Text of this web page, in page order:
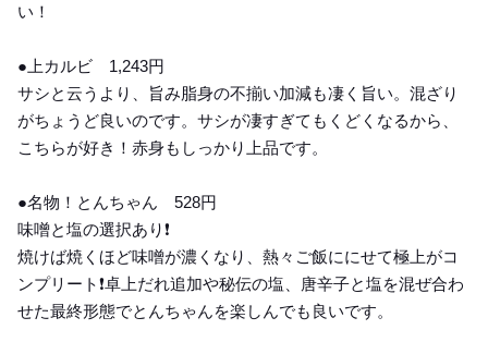
い！
●上カルビ 1,243円
サシと云うより、旨み脂身の不揃い加減も凄く旨い。混ざり
がちょうど良いのです。サシが凄すぎてもくどくなるから、
こちらが好き！赤身もしっかり上品です。
●名物！とんちゃん 528円
味噌と塩の選択あり❗️
焼けば焼くほど味噌が濃くなり、熱々ご飯ににせて極上がコ
ンプリート❗️卓上だれ追加や秘伝の塩、唐辛子と塩を混ぜ合わ
せた最終形態でとんちゃんを楽しんでも良いです。